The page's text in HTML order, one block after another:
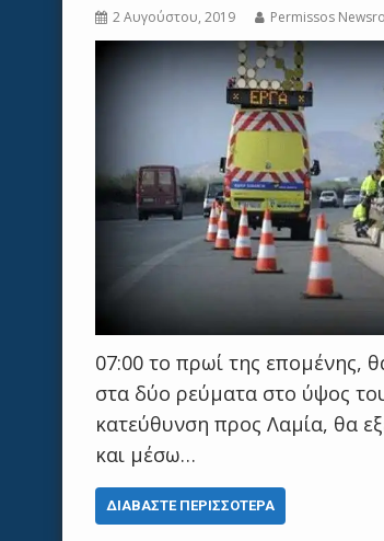
2 Αυγούστου, 2019 Permissos
07:00 το πρωί της επομένης,
στα δύο ρεύματα στο ύψος
κατεύθυνση προς Λαμία, θα
και μέσω…
ΔΙΑΒΆΣΤΕ ΠΕΡΙΣΣΌΤΕΡΑ